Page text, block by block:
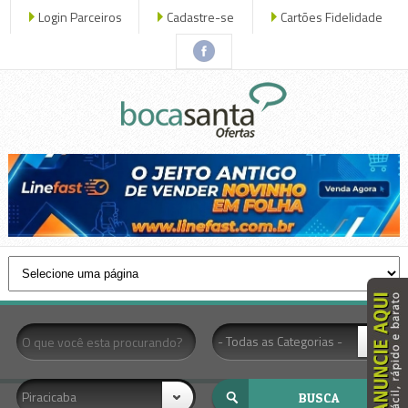
Login Parceiros Cadastre-se Cartões Fidelidade
- Todas as Categorias -
Piracicaba